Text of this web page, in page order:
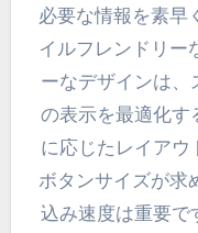
必要な情報を素早
イルフレンドリー
ーなデザインは
の表示を最適化す
に応じたレイアウ
ボタンサイズが求
込み速度は重要で